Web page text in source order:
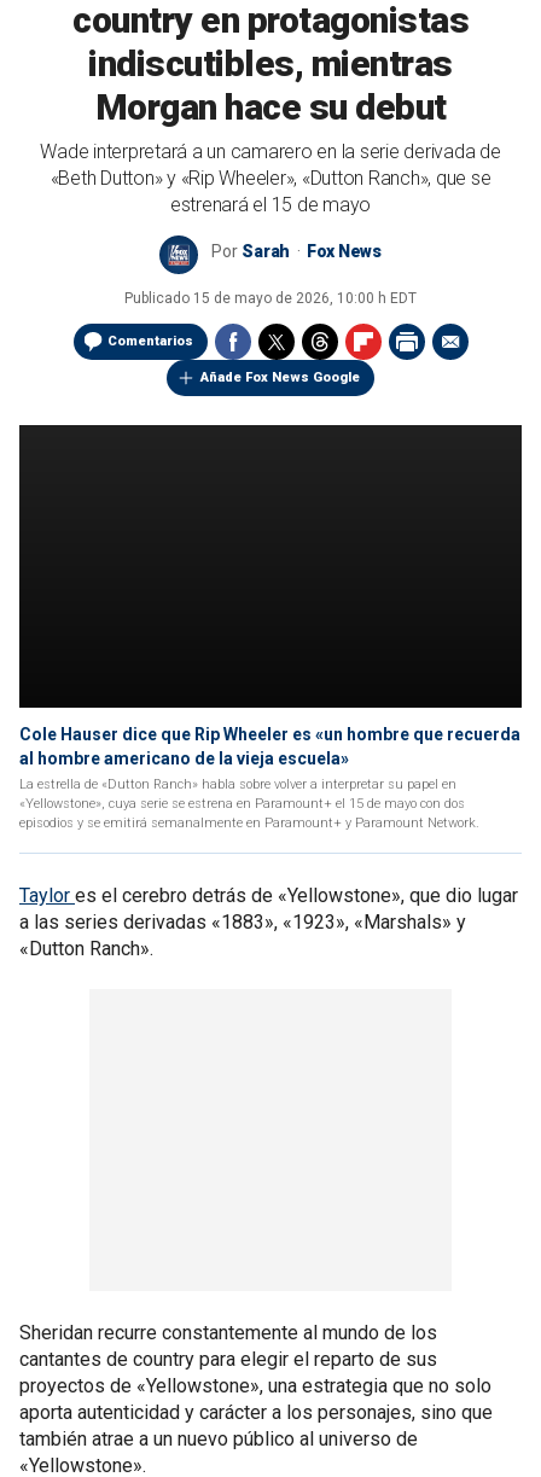
country en protagonistas
indiscutibles, mientras
Morgan hace su debut
Wade interpretará a un camarero en la serie derivada de
«Beth Dutton» y «Rip Wheeler», «Dutton Ranch», que se
estrenará el 15 de mayo
Por Sarah Fox News
Publicado 15 de mayo de 2026, 10:00 h EDT
Comentarios
Añade Fox News Google
Cole Hauser dice que Rip Wheeler es «un hombre que recuerda
al hombre americano de la vieja escuela»
La estrella de «Dutton Ranch» habla sobre volver a interpretar su papel en
«Yellowstone», cuya serie se estrena en Paramount+ el 15 de mayo con dos
episodios y se emitirá semanalmente en Paramount+ y Paramount Network.
Taylor es el cerebro detrás de «Yellowstone», que dio lugar
a las series derivadas «1883», «1923», «Marshals» y
«Dutton Ranch».
Sheridan recurre constantemente al mundo de los
cantantes de country para elegir el reparto de sus
proyectos de «Yellowstone», una estrategia que no solo
aporta autenticidad y carácter a los personajes, sino que
también atrae a un nuevo público al universo de
«Yellowstone».